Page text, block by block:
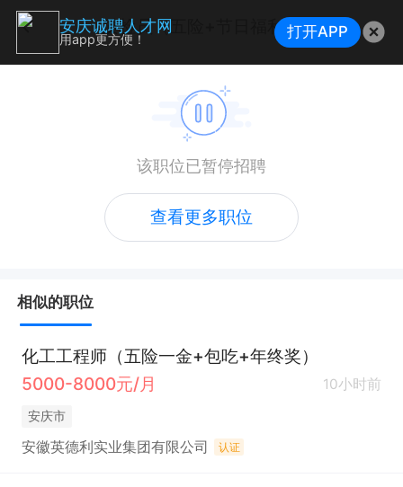
质检员（五险+节日福利）
该职位已暂停招聘
查看更多职位
相似的职位
化工工程师（五险一金+包吃+年终奖）
5000-8000元/月
10小时前
安庆市
安徽英德利实业集团有限公司 认证
安庆诚聘人才网
用app更方便！ 打开APP